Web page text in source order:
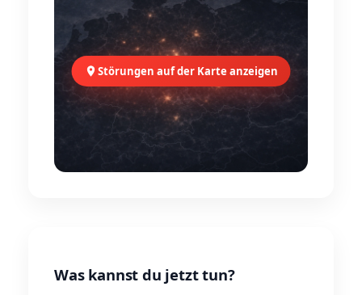
Störungen auf der Karte anzeigen
Was kannst du jetzt tun?